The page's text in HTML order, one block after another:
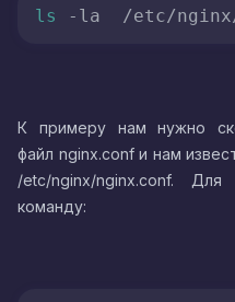
ls
К примеру нам нужно
файл nginx.conf и нам
/etc/nginx/nginx.conf.
команду: